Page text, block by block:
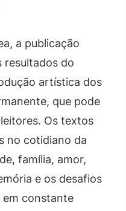
a publicação
resultados do
artística dos
que pode
Os textos
no cotidiano da
família, amor,
e os desafios
em constante